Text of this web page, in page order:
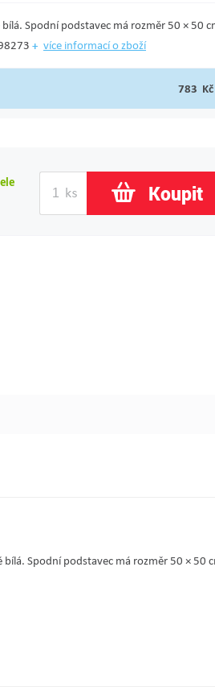
Spodní podstavec má rozměr 50 × 50
více informací o zboží
783 Kč
Koupit
bílá. Spodní podstavec má rozměr 50 ×